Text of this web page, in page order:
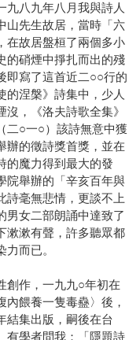
九八九年八月我與詩人
山先生故居，當時「六
在故居盤桓了兩個多小
的硝煙中掙扎而出的殘
即寫了這首近二○○行的
的涅槃》詩集中，少人
，《洛夫詩歌全集》
二○一○）該詩無意中獲
辦的徵詩獎首獎，並在
的魔力得到最大的發
院舉辦的「辛亥百年與
詩毫無悲情，更談不上
男女二部朗誦中達致了
漱漱有聲，許多聽眾都
而已。
創作，一九九○年初在
內餵養一隻毒蠱〉後，
結集出版，嗣後在台
有學者問我：「隱題詩